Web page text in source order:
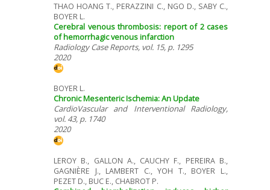
THAO HOANG T., PERAZZINI C., NGO D., SABY C.,
BOYER L.
Cerebral venous thrombosis: report of 2 cases
of hemorrhagic venous infarction
Radiology Case Reports, vol. 15, p. 1295
2020
BOYER L.
Chronic Mesenteric Ischemia: An Update
CardioVascular and Interventional Radiology,
vol. 43, p. 1740
2020
LEROY B., GALLON A., CAUCHY F., PEREIRA B.,
GAGNIÈRE J., LAMBERT C., YOH T., BOYER L.,
PEZET D., BUC E., CHABROT P.